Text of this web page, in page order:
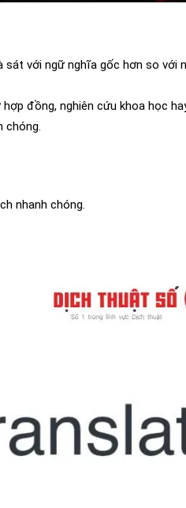
với ngữ nghĩa gốc hơn so với
đồng, nghiên cứu khoa học
chóng.
nhanh chóng.